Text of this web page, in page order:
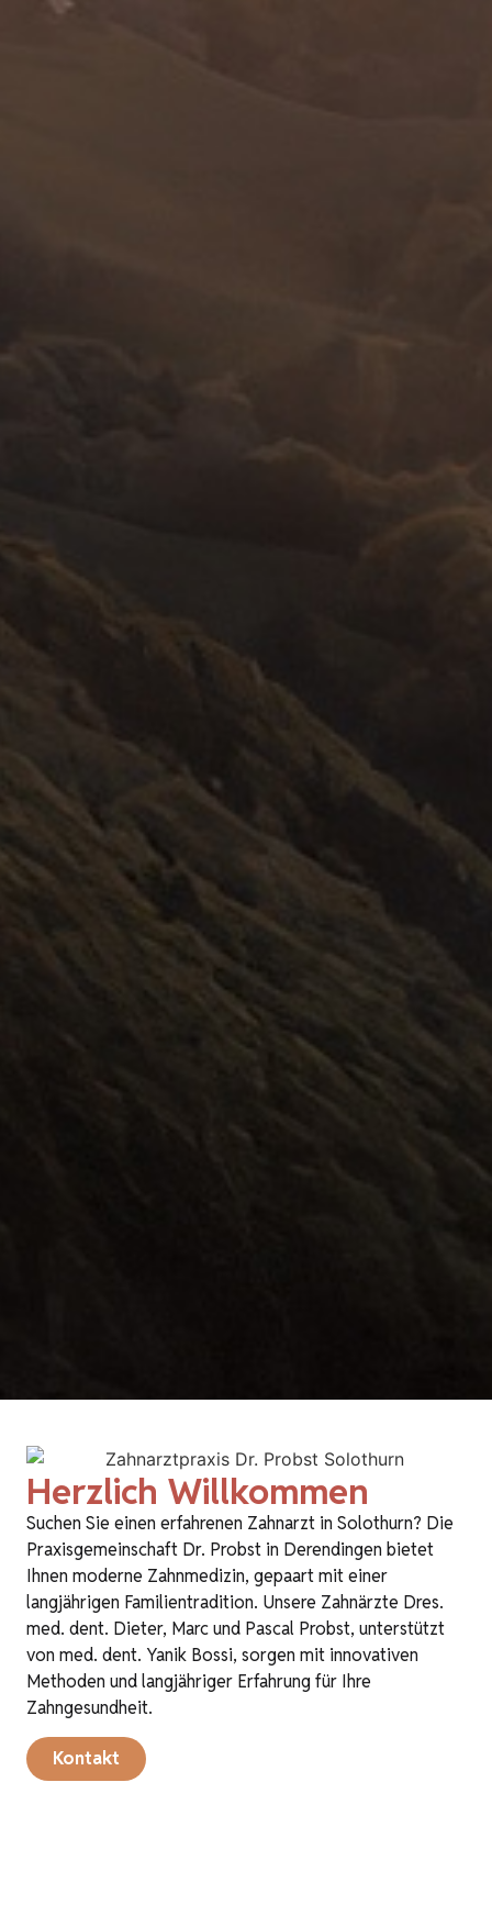
Herzlich Willkommen
Suchen Sie einen erfahrenen Zahnarzt in Solothurn? Die
Praxisgemeinschaft Dr. Probst in Derendingen bietet
Ihnen moderne Zahnmedizin, gepaart mit einer
langjährigen Familientradition. Unsere Zahnärzte Dres.
med. dent. Dieter, Marc und Pascal Probst, unterstützt
von med. dent. Yanik Bossi, sorgen mit innovativen
Methoden und langjähriger Erfahrung für Ihre
Zahngesundheit.
Kontakt